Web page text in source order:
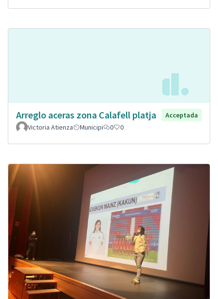
Arreglo aceras zona Calafell platja
Acceptada
Victoria Atienza
Municipi 0 0